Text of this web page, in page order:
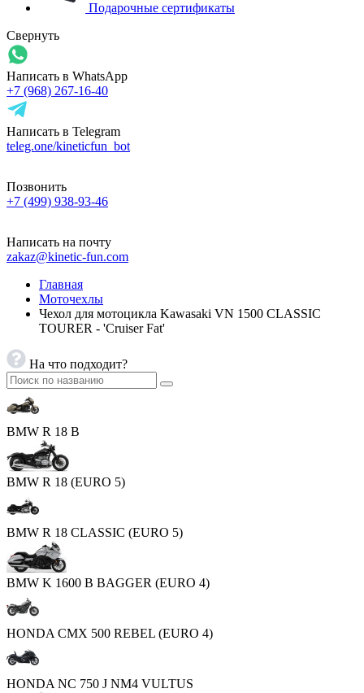
Подарочные сертификаты
Свернуть
Написать в WhatsApp
+7 (968) 267-16-40
Написать в Telegram
teleg.one/kineticfun_bot
Позвонить
+7 (499) 938-93-46
Написать на почту
zakaz@kinetic-fun.com
Главная
Моточехлы
Чехол для мотоцикла Kawasaki VN 1500 CLASSIC
TOURER - 'Cruiser Fat'
На что подходит?
BMW R 18 B
BMW R 18 (EURO 5)
BMW R 18 CLASSIC (EURO 5)
BMW K 1600 B BAGGER (EURO 4)
HONDA CMX 500 REBEL (EURO 4)
HONDA NC 750 J NM4 VULTUS